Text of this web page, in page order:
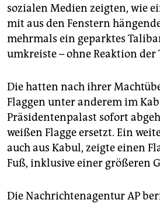
sozialen Medien zeigten, wie
mit aus den Fenstern
mehrmals ein geparktes
umkreiste – ohne Reaktion der
Die hatten nach ihrer
Flaggen unter anderem im
Präsidentenpalast sofort
weißen Flagge ersetzt. Ein
auch aus Kabul, zeigte einen
Fuß, inklusive einer größeren
Die Nachrichtenagentur AP